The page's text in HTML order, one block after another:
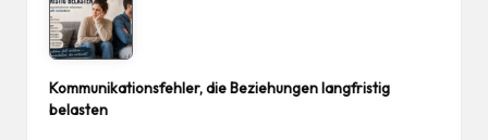
Kommunikationsfehler, die Beziehungen langfristig
belasten